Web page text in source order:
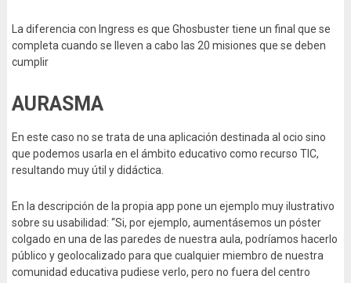
La diferencia con Ingress es que Ghosbuster tiene un final que se
completa cuando se lleven a cabo las 20 misiones que se deben
cumplir
AURASMA
En este caso no se trata de una aplicación destinada al ocio sino
que podemos usarla en el ámbito educativo como recurso TIC,
resultando muy útil y didáctica.
En la descripción de la propia app pone un ejemplo muy ilustrativo
sobre su usabilidad: “Si, por ejemplo, aumentásemos un póster
colgado en una de las paredes de nuestra aula, podríamos hacerlo
público y geolocalizado para que cualquier miembro de nuestra
comunidad educativa pudiese verlo, pero no fuera del centro